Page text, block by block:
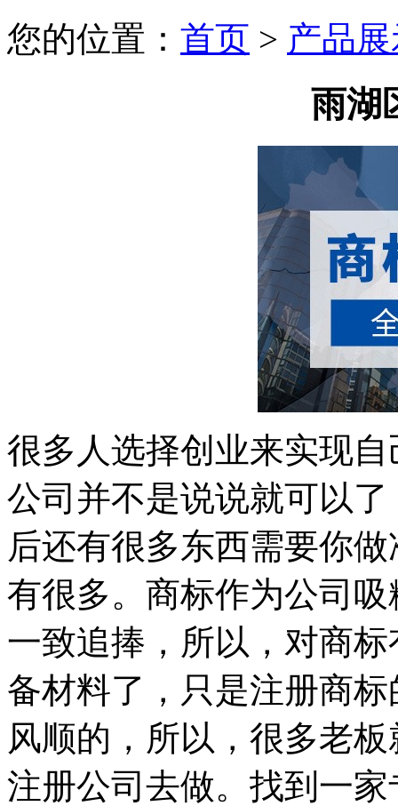
您的位置： 首页 > 产品
雨湖
很多人选择创业来实现
公司并不是说说就可以
后还有很多东西需要你
有很多。商标作为公司
一致追捧，所以，对商
备材料了，只是注册商
风顺的，所以，很多老
注册公司去做。找到一